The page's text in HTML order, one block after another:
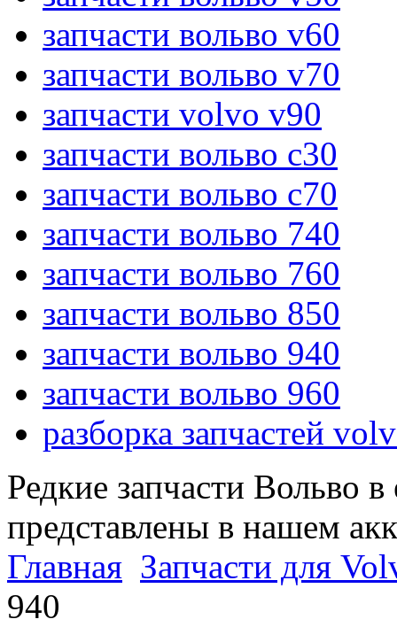
запчасти вольво v60
запчасти вольво v70
запчасти volvo v90
запчасти вольво c30
запчасти вольво c70
запчасти вольво 740
запчасти вольво 760
запчасти вольво 850
запчасти вольво 940
запчасти вольво 960
разборка запчастей
Редкие запчасти Вольво
представлены в нашем
Главная Запчасти для
940